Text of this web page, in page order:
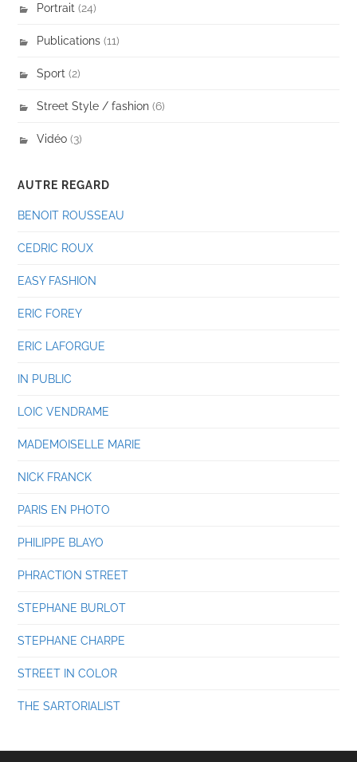
Portrait (24)
Publications (11)
Sport (2)
Street Style / fashion (6)
Vidéo (3)
AUTRE REGARD
BENOIT ROUSSEAU
CEDRIC ROUX
EASY FASHION
ERIC FOREY
ERIC LAFORGUE
IN PUBLIC
LOIC VENDRAME
MADEMOISELLE MARIE
NICK FRANCK
PARIS EN PHOTO
PHILIPPE BLAYO
PHRACTION STREET
STEPHANE BURLOT
STEPHANE CHARPE
STREET IN COLOR
THE SARTORIALIST